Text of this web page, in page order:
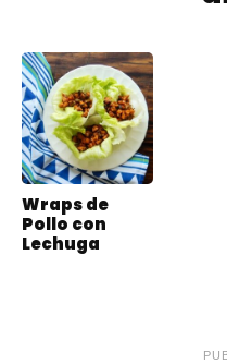
Wraps de
Pollo con
Lechuga